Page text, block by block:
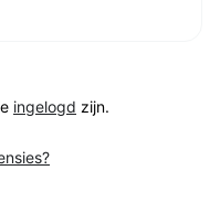
ingelogd zijn.